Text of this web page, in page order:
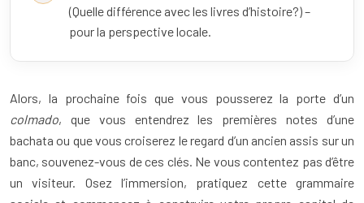
(Quelle différence avec les livres d’histoire?) –
pour la perspective locale.
Alors, la prochaine fois que vous pousserez la porte d’un
colmado, que vous entendrez les premières notes d’une
bachata ou que vous croiserez le regard d’un ancien assis sur un
banc, souvenez-vous de ces clés. Ne vous contentez pas d’être
un visiteur. Osez l’immersion, pratiquez cette grammaire